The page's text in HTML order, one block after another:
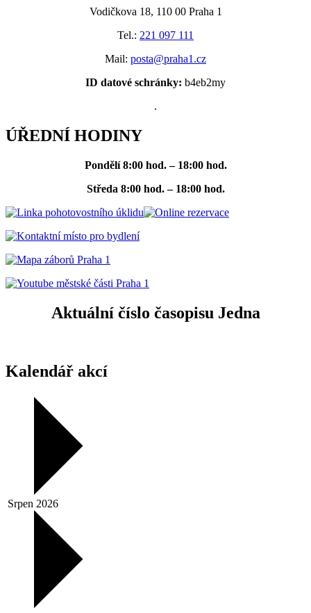
Vodičkova 18, 110 00 Praha 1
Tel.: 221 097 111
Mail: posta@praha1.cz
ID datové schránky: b4eb2my
.
ÚŘEDNÍ HODINY
Pondělí 8:00 hod. – 18:00 hod.
Středa 8:00 hod. – 18:00 hod.
Aktuální číslo časopisu Jedna
Kalendář akcí
Srpen 2026